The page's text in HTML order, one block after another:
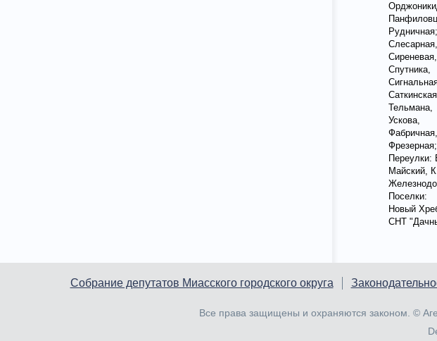
Рудничная;
Слесарная,
Сиреневая,
Спутника,
Тельмана,
Ускова,
Фабричная,
Фрезерная;
Переулки:
Майский,
Поселки:
Новый
СНТ
Собрание депутатов Миасского городского округа
Все права защищены и охраняются законом. ©